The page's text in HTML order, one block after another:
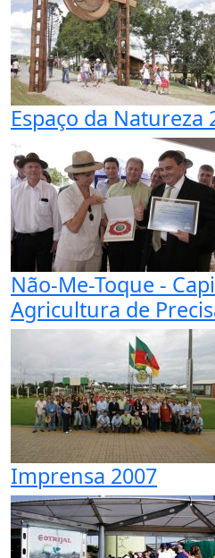
Espaço da Natureza
Não-Me-Toque -
Agricultura de
Imprensa 2007